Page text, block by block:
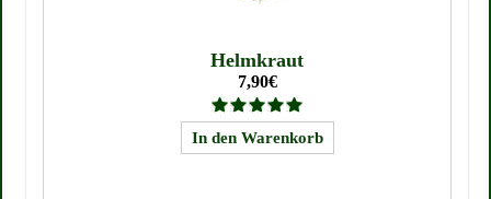
Helmkraut
7,90€